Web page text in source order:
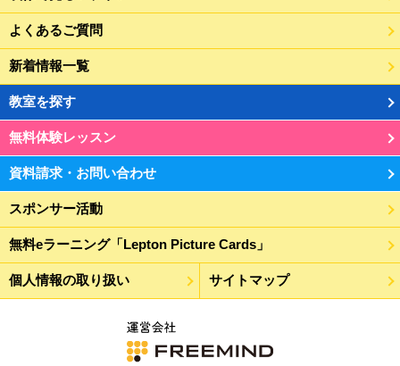
よくあるご質問
新着情報一覧
教室を探す
無料体験レッスン
資料請求・お問い合わせ
スポンサー活動
無料eラーニング「Lepton Picture Cards」
個人情報の取り扱い サイトマップ